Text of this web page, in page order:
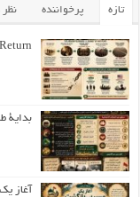
تازه پرخواننده نظر
بداية
آغاز